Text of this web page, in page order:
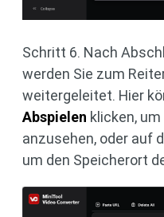
Schritt 6. Nach
werden Sie zum
weitergeleitet. Hier
Abspielen klicken,
anzusehen, oder auf
um den Speicherort